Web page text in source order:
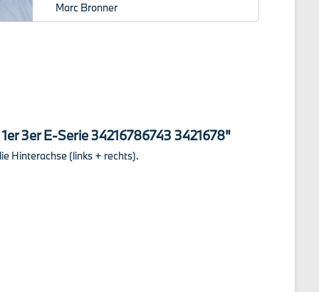
Marc Bronner
3er E-Serie 34216786743 3421678"
Hinterachse (links + rechts).